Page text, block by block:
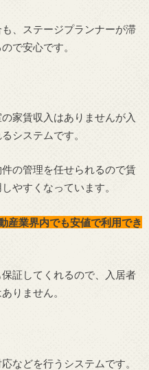
、ステージプランナーが滞
で安心です。
家賃収入はありませんが入
システムです。
の管理を任せられるので賃
やすくなっています。
産業界内でも安値で利用でき
証してくれるので、入居者
りません。
などを行うシステムです。